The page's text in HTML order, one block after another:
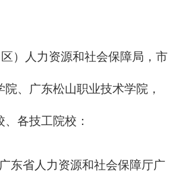
）人力资源和社会保障局，市
、广东松山职业技术学院，
各技工院校：
东省人力资源和社会保障厅广